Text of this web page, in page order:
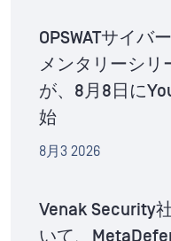
OPSWATサイバ
メンタリーシリ
が、8月8日に
始
8月3 2026
Venak Security
いて、